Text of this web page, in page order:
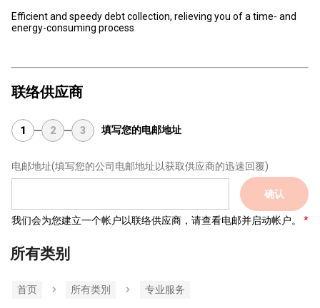
Efficient and speedy debt collection, relieving you of a time- and
energy-consuming process
联络供应商
1 2 3 填写您的电邮地址
电邮地址(填写您的公司电邮地址以获取供应商的迅速回覆)
确认
我们会为您建立一个帐户以联络供应商，请查看电邮并启动帐户。
所有类别
首页 所有类別 专业服务